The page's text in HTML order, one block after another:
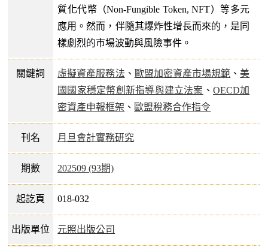
質化代幣（Non-Fungible Token, NFT）等多元
應用。然而，伴隨其爆炸性增長而來的，是同
樣劇烈的市場波動與風險事件。
關鍵詞 虛擬資產服務法 、 歐盟加密資產市場規範 、 美
國國家穩定幣創新指導與建立法案 、 OECD加
密資產申報框架 、 歐盟稅務合作指令
刊名 月旦會計實務研究
期數 202509 (93期)
起訖頁 018-032
出版單位 元照出版公司